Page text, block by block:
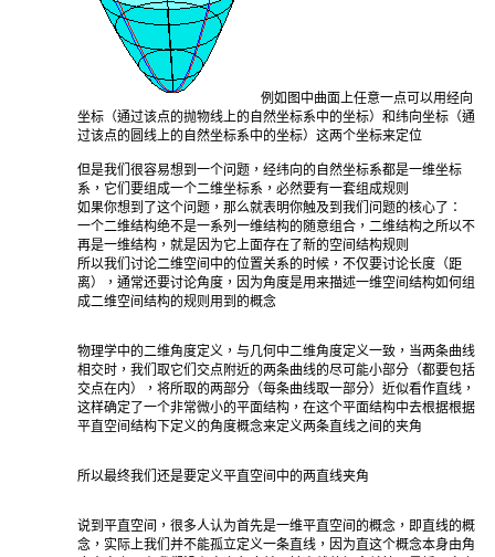
例如图中曲面上任意一点可以用经向
坐标（通过该点的抛物线上的自然坐标系中的坐标）和纬向坐标（通
过该点的圆线上的自然坐标系中的坐标）这两个坐标来定位
但是我们很容易想到一个问题，经纬向的自然坐标系都是一维坐标
系，它们要组成一个二维坐标系，必然要有一套组成规则
如果你想到了这个问题，那么就表明你触及到我们问题的核心了：
一个二维结构绝不是一系列一维结构的随意组合，二维结构之所以不
再是一维结构，就是因为它上面存在了新的空间结构规则
所以我们讨论二维空间中的位置关系的时候，不仅要讨论长度（距
离），通常还要讨论角度，因为角度是用来描述一维空间结构如何组
成二维空间结构的规则用到的概念
物理学中的二维角度定义，与几何中二维角度定义一致，当两条曲线
相交时，我们取它们交点附近的两条曲线的尽可能小部分（都要包括
交点在内），将所取的两部分（每条曲线取一部分）近似看作直线，
这样确定了一个非常微小的平面结构，在这个平面结构中去根据根据
平直空间结构下定义的角度概念来定义两条直线之间的夹角
所以最终我们还是要定义平直空间中的两直线夹角
说到平直空间，很多人认为首先是一维平直空间的概念，即直线的概
念，实际上我们并不能孤立定义一条直线，因为直这个概念本身由角